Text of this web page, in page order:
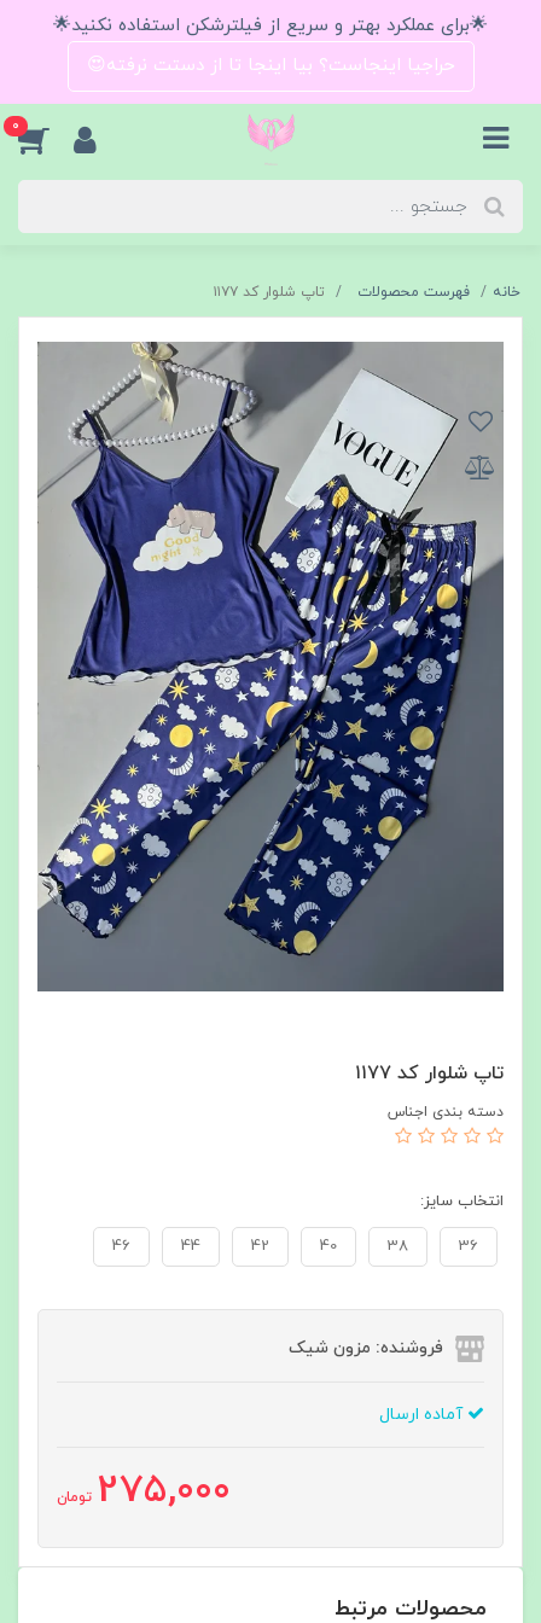
🌟برای عملکرد بهتر و سریع از فیلترشکن استفاده نکنید🌟
حراجیا اینجاست؟ بیا اینجا تا از دستت نرفته😍
0
خانه فهرست محصولات تاپ شلوار کد ۱۱۷۷
تاپ شلوار کد ۱۱۷۷
دسته بندی اجناس
انتخاب سایز:
36
38
40
42
44
46
فروشنده: مزون شیک
آماده ارسال
275,000 تومان
محصولات مرتبط